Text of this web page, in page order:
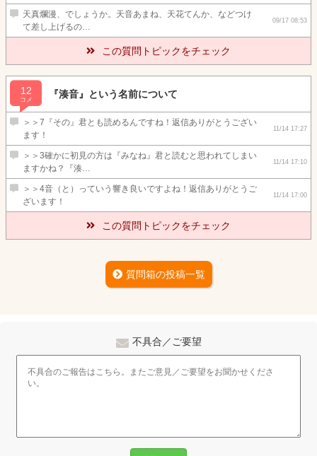
天真爛漫、でしょうか。天音あまね、天花てんか、などつけ
て差し上げるの…
09/17 08:53
この質問トピックをチェック
12
コメ
『湊音』という名前について
＞＞7『その』君とも読めるんですね！返信ありがとうござい
ます！
11/14 17:27
＞＞3確かに初見の方は『みなね』君と読むと思われてしまい
ますかね？『湊…
11/14 17:10
＞＞4音（と）っていう響き良いですよね！返信ありがとうご
ざいます！
11/14 17:00
この質問トピックをチェック
質問箱の投稿一覧
不具合／ご要望